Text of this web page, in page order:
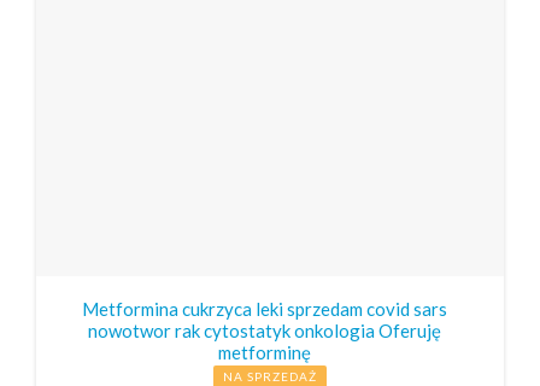
Metformina cukrzyca leki sprzedam covid sars
nowotwor rak cytostatyk onkologia Oferuję
metforminę
NA SPRZEDAŻ